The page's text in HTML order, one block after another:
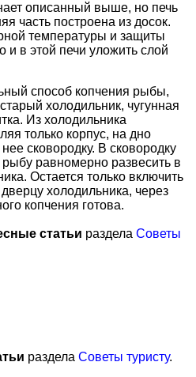
описанный выше, но печь
часть построена из досок.
температуры и защиты
и в этой печи уложить слой
способ копчения рыбы,
холодильник, чугунная
Из холодильника
только корпус, на дно
сковородку. В сковородку
равномерно развесить в
Остается только включить
холодильника, через
копчения готова.
статьи раздела Советы
раздела Советы туристу.